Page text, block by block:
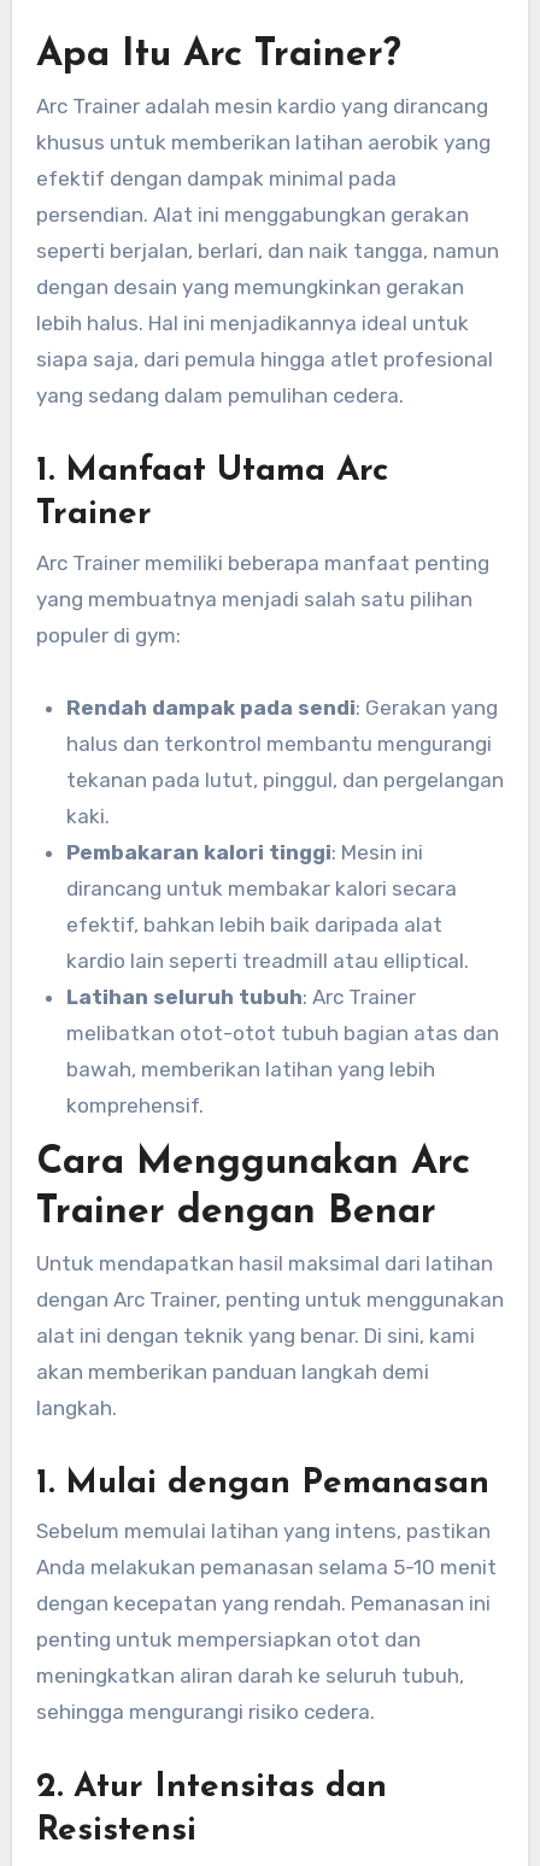
Apa Itu Arc Trainer?
Arc Trainer adalah mesin kardio yang dirancang
khusus untuk memberikan latihan aerobik yang
efektif dengan dampak minimal pada
persendian. Alat ini menggabungkan gerakan
seperti berjalan, berlari, dan naik tangga, namun
dengan desain yang memungkinkan gerakan
lebih halus. Hal ini menjadikannya ideal untuk
siapa saja, dari pemula hingga atlet profesional
yang sedang dalam pemulihan cedera.
1. Manfaat Utama Arc
Trainer
Arc Trainer memiliki beberapa manfaat penting
yang membuatnya menjadi salah satu pilihan
populer di gym:
Rendah dampak pada sendi: Gerakan yang
halus dan terkontrol membantu mengurangi
tekanan pada lutut, pinggul, dan pergelangan
kaki.
Pembakaran kalori tinggi: Mesin ini
dirancang untuk membakar kalori secara
efektif, bahkan lebih baik daripada alat
kardio lain seperti treadmill atau elliptical.
Latihan seluruh tubuh: Arc Trainer
melibatkan otot-otot tubuh bagian atas dan
bawah, memberikan latihan yang lebih
komprehensif.
Cara Menggunakan Arc
Trainer dengan Benar
Untuk mendapatkan hasil maksimal dari latihan
dengan Arc Trainer, penting untuk menggunakan
alat ini dengan teknik yang benar. Di sini, kami
akan memberikan panduan langkah demi
langkah.
1. Mulai dengan Pemanasan
Sebelum memulai latihan yang intens, pastikan
Anda melakukan pemanasan selama 5-10 menit
dengan kecepatan yang rendah. Pemanasan ini
penting untuk mempersiapkan otot dan
meningkatkan aliran darah ke seluruh tubuh,
sehingga mengurangi risiko cedera.
2. Atur Intensitas dan
Resistensi